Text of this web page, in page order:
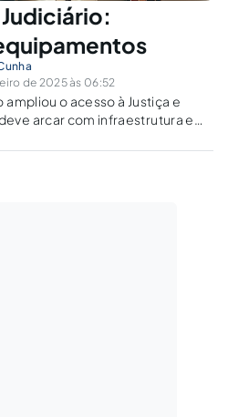
de 2025 às 06:52
o acesso à Justiça e
arcar com infraestrutura e